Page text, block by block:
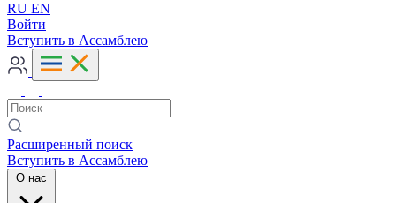
RU EN
Войти
Вступить в Ассамблею
Расширенный поиск
Вступить в Ассамблею
О нас